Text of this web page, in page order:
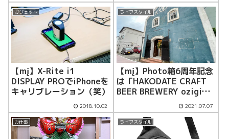
ガジェット
【mį】X-Rite i1
DISPLAY PROでiPhoneを
キャリブレーション（笑）
2018.10.02
ライフスタイル
【mį】Photo箱6周年記念
は「HAKODATE CRAFT
BEER BREWERY ozigi」
2021.07.07
お仕事 ライフスタイル